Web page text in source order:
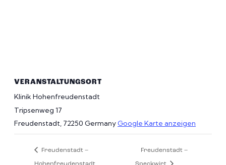
VERANSTALTUNGSORT
Klinik Hohenfreudenstadt
Tripsenweg 17
Freudenstadt, 72250 GermanyGoogle Karte anzeigen
Freudenstadt – Freudenstadt –